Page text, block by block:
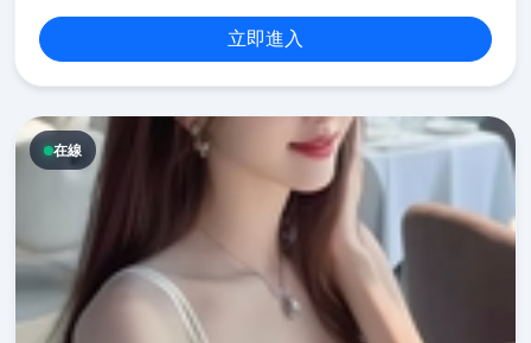
立即進入
在線